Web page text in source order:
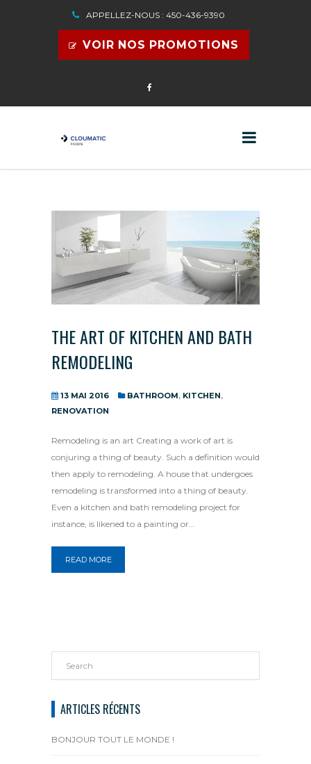
APPELLEZ-NOUS : 450-436-9390
VOIR NOS PROMOTIONS
THE ART OF KITCHEN AND BATH
REMODELING
13 MAI 2016 BATHROOM, KITCHEN,
RENOVATION
Remodeling is an art Creating a work of art is
conjuring a thing of beauty. Such a definition would
then apply to remodeling. A house that undergoes
remodeling is transformed into a thing of beauty.
Even a kitchen and bath remodeling project for
instance, is likened to a painting or...
READ MORE
ARTICLES RÉCENTS
BONJOUR TOUT LE MONDE !